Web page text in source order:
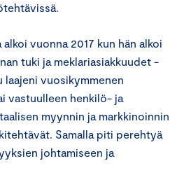
vuonna 2017 kun hän alkoi
tuki ja meklariasiakkuudet -
laajeni vuosikymmenen
vastuulleen henkilö- ja
myynnin ja markkinoinnin
Samalla piti perehtyä
johtamiseen ja